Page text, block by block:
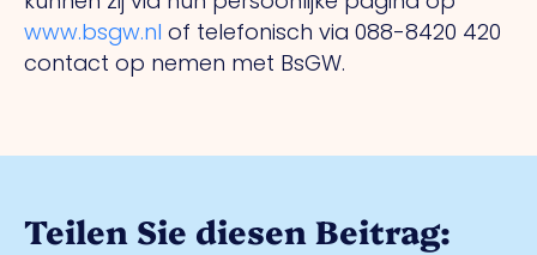
www.bsgw.nl of telefonisch via 088-8420 420
contact op nemen met BsGW.
Teilen Sie diesen Beitrag: